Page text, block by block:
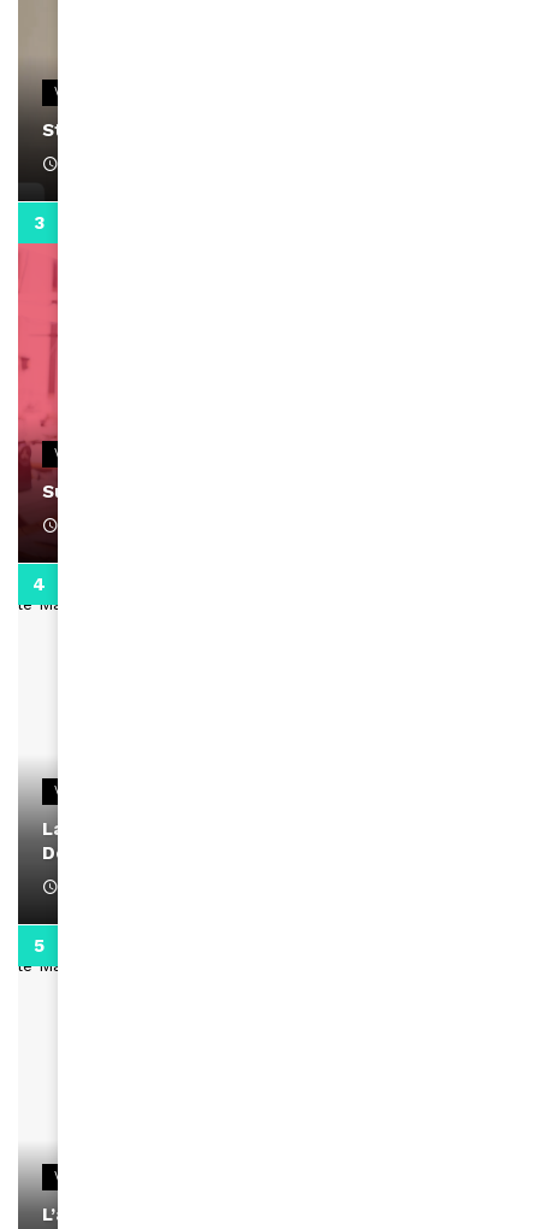
VIDEOS
Stacy passe un message
VIDEOS
Support Black Business Wee-kend
VIDEOS
La rubrique santé speciale coronavirus du
Docteur Makanda
VIDEOS
L’artiste Yoan s’exprime